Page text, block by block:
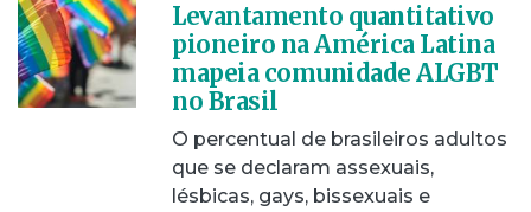
Levantamento quantitativo
pioneiro na América Latina
mapeia comunidade ALGBT
no Brasil
O percentual de brasileiros adultos
que se declaram assexuais,
lésbicas, gays, bissexuais e